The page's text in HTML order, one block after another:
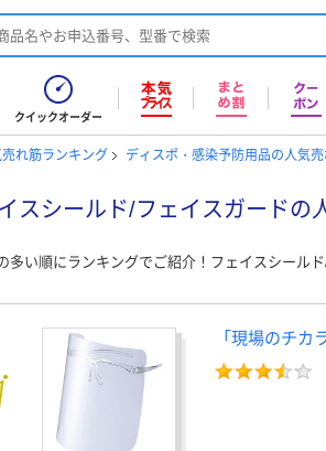
クイックオーダー
れ筋ランキング ディスポ・感染予防用品の人気
スシールド/フェイスガードの
多い順にランキングでご紹介！フェイスシール
「現場のチ